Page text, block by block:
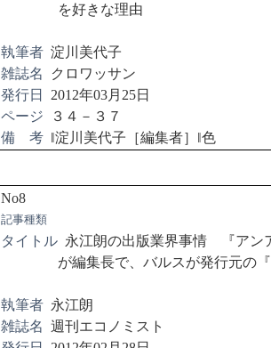
を好きな理由
執筆者 淀川美代子
雑誌名
クロワッサン
発行日
2012年03月 25日
ページ
３４－３７
備 考 ‖淀川美代子［編集者］ ‖色
No8
記事種類
タイトル 永江朗の出版業界事情 『アン
が編集長で、バルスが発行元の『
執筆者 永江朗
雑誌名 週刊エコノミスト